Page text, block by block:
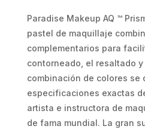
Paradise Makeup AQ ™
pastel de maquillaje
complementarios para
contorneado, el resaltado
combinación de colores se
especificaciones exactas
artista e instructora de
de fama mundial. La gran